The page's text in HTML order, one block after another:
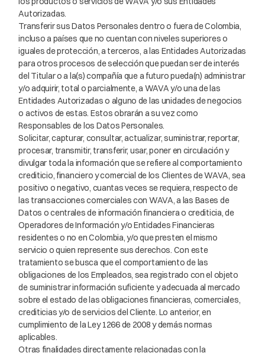
Autorizadas.
Transferir sus Datos Personales dentro o fuera de Colombia,
incluso a países que no cuentan con niveles superiores o
iguales de protección, a terceros, a las Entidades Autorizadas
para otros procesos de selección que puedan ser de interés
del Titular o a la(s) compañía que a futuro pueda(n) administrar
y/o adquirir, total o parcialmente, a WAVA y/o una de las
Entidades Autorizadas o alguno de las unidades de negocios
o activos de estas. Estos obrarán a su vez como
Responsables de los Datos Personales.
Solicitar, capturar, consultar, actualizar, suministrar, reportar,
procesar, transmitir, transferir, usar, poner en circulación y
divulgar toda la información que se refiere al comportamiento
crediticio, financiero y comercial de los Clientes de WAVA, sea
positivo o negativo, cuantas veces se requiera, respecto de
las transacciones comerciales con WAVA, a las Bases de
Datos o centrales de información financiera o crediticia, de
Operadores de Información y/o Entidades Financieras
residentes o no en Colombia, y/o que presten el mismo
servicio o quien represente sus derechos. Con este
tratamiento se busca que el comportamiento de las
obligaciones de los Empleados, sea registrado con el objeto
de suministrar información suficiente y adecuada al mercado
sobre el estado de las obligaciones financieras, comerciales,
crediticias y/o de servicios del Cliente. Lo anterior, en
cumplimiento de la Ley 1266 de 2008 y demás normas
aplicables.
Otras finalidades directamente relacionadas con la